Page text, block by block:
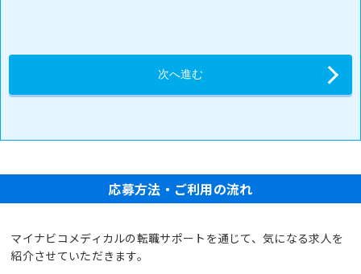
応募方法・ご利用の流れ
マイナビコメディカルの転職サポートを通じて、気になる求人を
紹介させていただきます。